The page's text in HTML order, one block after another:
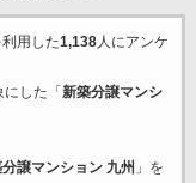
用した1,138人にアンケ
した「 新築分譲マンシ
譲マンション 九州 」を